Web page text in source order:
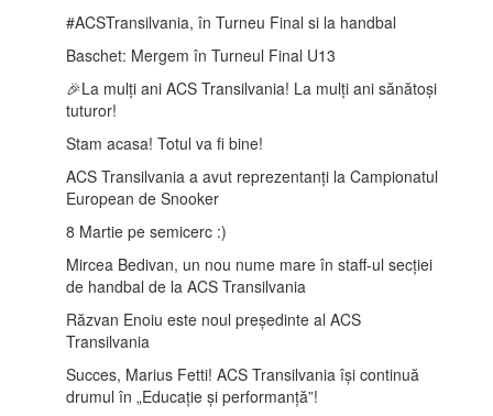
️#ACSTransilvania, în Turneu Final si la handbal
Baschet: Mergem în Turneul Final U13
🎉La mulți ani ACS Transilvania! La mulți ani sănătoși
tuturor!
Stam acasa! Totul va fi bine!
ACS Transilvania a avut reprezentanți la Campionatul
European de Snooker
8 Martie pe semicerc :)
Mircea Bedivan, un nou nume mare în staff-ul secției
de handbal de la ACS Transilvania
Răzvan Enoiu este noul președinte al ACS
Transilvania
Succes, Marius Fetti! ACS Transilvania își continuă
drumul în „Educație și performanță”!